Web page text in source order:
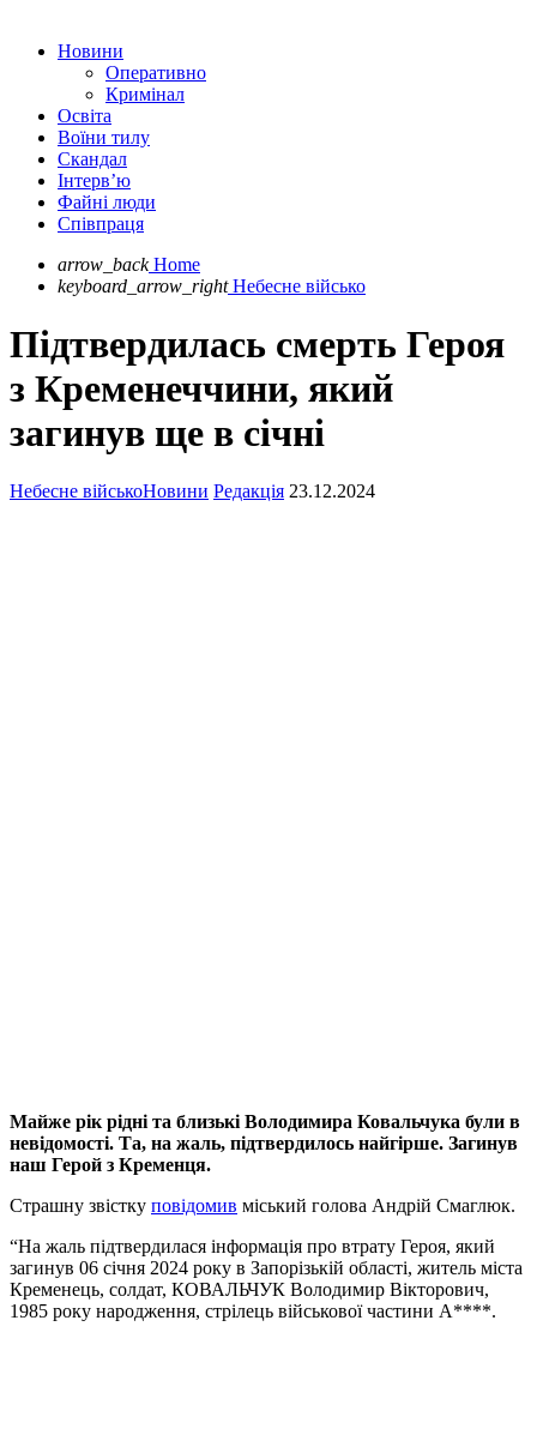
Новини
Оперативно
Кримінал
Освіта
Воїни тилу
Скандал
Інтерв’ю
Файні люди
Співпраця
arrow_back Home
keyboard_arrow_right Небесне військо
Підтвердилась смерть Героя
з Кременеччини, який
загинув ще в січні
Небесне військоНовини Редакція 23.12.2024
Майже рік рідні та близькі Володимира Ковальчука були в
невідомості. Та, на жаль, підтвердилось найгірше. Загинув
наш Герой з Кременця.
Страшну звістку повідомив міський голова Андрій Смаглюк.
“На жаль підтвердилася інформація про втрату Героя, який
загинув 06 січня 2024 року в Запорізькій області, житель міста
Кременець, солдат, КОВАЛЬЧУК Володимир Вікторович,
1985 року народження, стрілець військової частини А****.